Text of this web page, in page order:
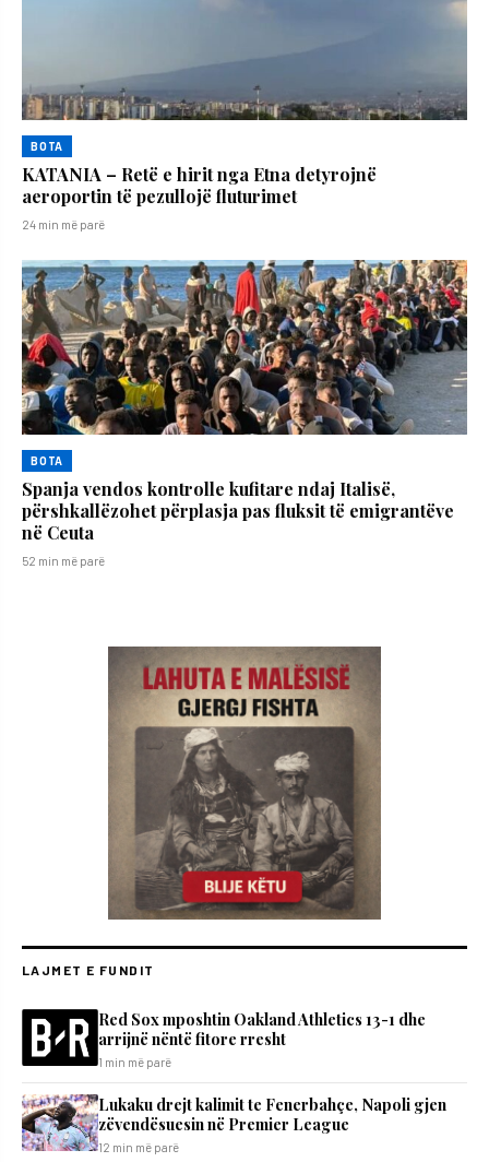
BOTA
KATANIA – Retë e hirit nga Etna detyrojnë
aeroportin të pezullojë fluturimet
24 min më parë
BOTA
Spanja vendos kontrolle kufitare ndaj Italisë,
përshkallëzohet përplasja pas fluksit të emigrantëve
në Ceuta
52 min më parë
LAJMET E FUNDIT
Red Sox mposhtin Oakland Athletics 13-1 dhe
arrijnë nëntë fitore rresht
1 min më parë
Lukaku drejt kalimit te Fenerbahçe, Napoli gjen
zëvendësuesin në Premier League
12 min më parë